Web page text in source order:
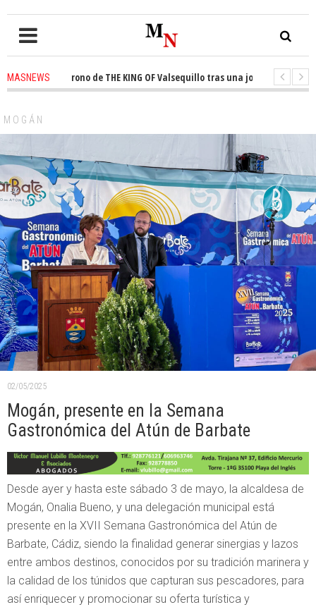
MASNEWS
el trono de THE KING OF Valsequillo tras una jornada de baloncesto
MOGÁN
02/05/2025
Mogán, presente en la Semana
Gastronómica del Atún de Barbate
Desde ayer y hasta este sábado 3 de mayo, la alcaldesa de
Mogán, Onalia Bueno, y una delegación municipal está
presente en la XVII Semana Gastronómica del Atún de
Barbate, Cádiz, siendo la finalidad generar sinergias y lazos
entre ambos destinos, conocidos por su tradición marinera y
la calidad de los túnidos que capturan sus pescadores, para
así enriquecer y promocionar su oferta turística y